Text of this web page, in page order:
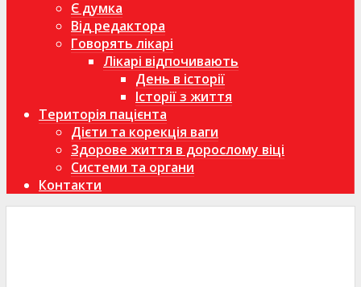
Є думка
Від редактора
Говорять лікарі
Лікарі відпочивають
День в історії
Історії з життя
Територія пацієнта
Дієти та корекція ваги
Здорове життя в дорослому віці
Системи та органи
Контакти